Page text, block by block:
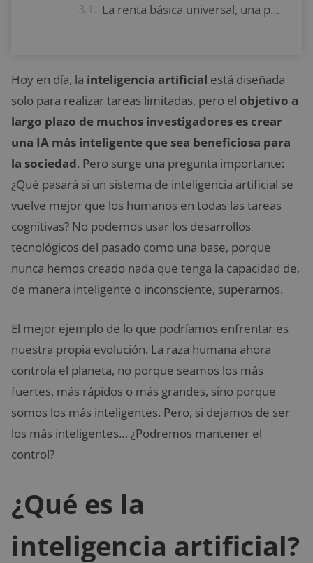
La renta básica universal, una posible consecuencia futura de la IA
Hoy en día, la inteligencia artificial está diseñada
solo para realizar tareas limitadas, pero el objetivo a
largo plazo de muchos investigadores es crear
una IA más inteligente que sea beneficiosa para
la sociedad. Pero surge una pregunta importante:
¿Qué pasará si un sistema de inteligencia artificial se
vuelve mejor que los humanos en todas las tareas
cognitivas? No podemos usar los desarrollos
tecnológicos del pasado como una base, porque
nunca hemos creado nada que tenga la capacidad de,
de manera inteligente o inconsciente, superarnos.
El mejor ejemplo de lo que podríamos enfrentar es
nuestra propia evolución. La raza humana ahora
controla el planeta, no porque seamos los más
fuertes, más rápidos o más grandes, sino porque
somos los más inteligentes. Pero, si dejamos de ser
los más inteligentes… ¿Podremos mantener el
control?
¿Qué es la
inteligencia artificial?